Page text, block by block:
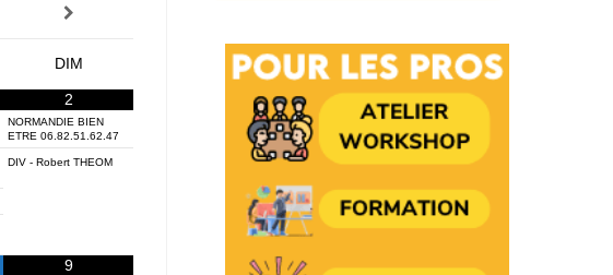
DIM
2
NORMANDIE BIEN
ETRE 06.82.51.62.47
DIV - Robert THEOM
9